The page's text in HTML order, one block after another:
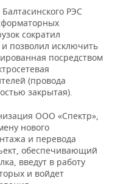
РЭС
сократил
позволил исключить
посредством
(провода
закрытая).
ООО «Спектр»,
нового
и перевода
обеспечивающий
введут в работу
и войдет